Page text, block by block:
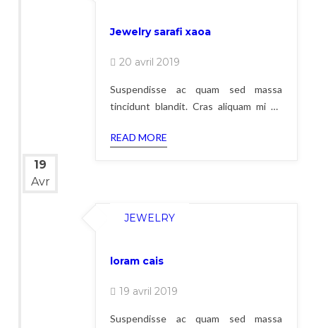
Jewelry sarafi xaoa
20 avril 2019
Suspendisse ac quam sed massa
tincidunt blandit. Cras aliquam mi sit
gravida. Donec eu libero aliquet,
vehicula odio. Phasellus feugiat
READ MORE
loram cais
19 avril 2019
19
Avr
JEWELRY
Suspendisse ac quam sed massa